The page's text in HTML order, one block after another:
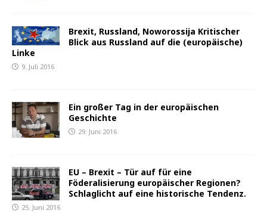
Brexit, Russland, Noworossija Kritischer
Blick aus Russland auf die (europäische)
Linke
9. Juli 2016
Ein großer Tag in der europäischen
Geschichte
29. Juni 2016
EU – Brexit – Tür auf für eine
Föderalisierung europäischer Regionen?
Schlaglicht auf eine historische Tendenz.
25. Juni 2016